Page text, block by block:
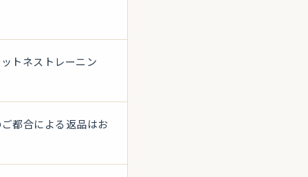
トネストレーニン
都合による返品はお